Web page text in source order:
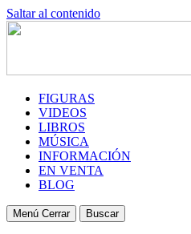
Saltar al contenido
FIGURAS
VIDEOS
LIBROS
MÚSICA
INFORMACIÓN
EN VENTA
BLOG
Menú Cerrar Buscar